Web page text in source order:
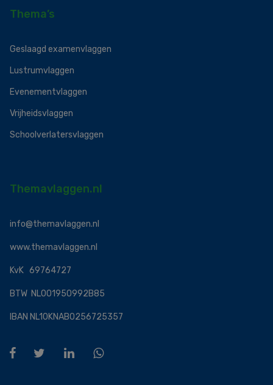
Thema’s
Geslaagd examenvlaggen
Lustrumvlaggen
Evenementvlaggen
Vrijheidsvlaggen
Schoolverlatersvlaggen
Themavlaggen.nl
info@themavlaggen.nl
www.themavlaggen.nl
KvK 69764727
BTW NL001950992B85
IBAN NL10KNAB0256725357